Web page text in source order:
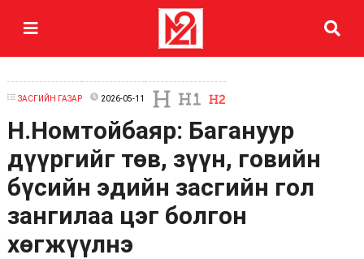
ЗАСГИЙН ГАЗАР 2026-05-11
Н.Номтойбаяр: Багануур
дүүргийг төв, зүүн, говийн
бүсийн эдийн засгийн гол
зангилаа цэг болгон
хөгжүүлнэ